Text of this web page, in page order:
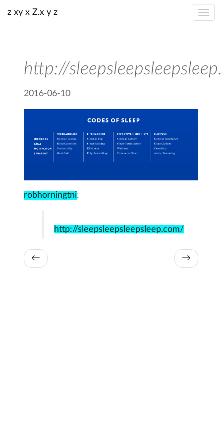
z xy x Z.x y z
http://
2016-06-10
robhorningtni:
http://sleepsleepsleepsleep.com/
← →